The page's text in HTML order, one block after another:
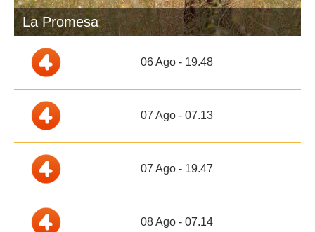
La Promesa
06 Ago - 19.48
07 Ago - 07.13
07 Ago - 19.47
08 Ago - 07.14